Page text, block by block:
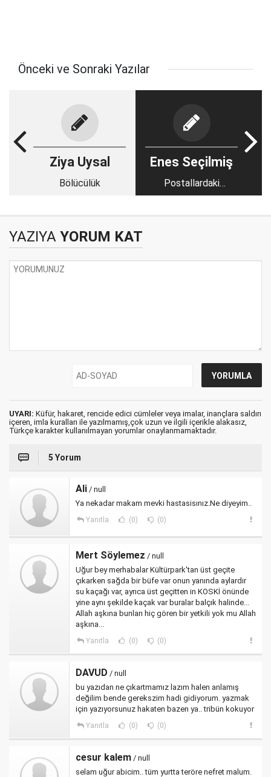
Önceki ve Sonraki Yazılar
Ziya Uysal
Bölücülük
Enes Seçilmiş
Postallardaki
Çiçekler
YAZIYA YORUM KAT
UYARI: Küfür, hakaret, rencide edici cümleler veya imalar, inançlara saldırı
içeren, imla kuralları ile yazılmamış,çok uzun ve ilgili içerikle alakasız,
Türkçe karakter kullanılmayan yorumlar onaylanmamaktadır.
5 Yorum
Ali / null
Ya nekadar makam mevki hastasisınız.Ne diyeyim..
Yanıtla (0) (0)
Mert Söylemez / null
Uğur bey merhabalar Kültürpark'tan üst geçite
çıkarken sağda bir büfe var onun yanında aylardır
su kaçağı var, ayrıca üst geçitten in KOSKİ önünde
yine aynı şekilde kaçak var buralar balçık halinde...
Allah aşkına bunları hiç gören bir yetkili yok mu Allah
aşkına...
Yanıtla (0) (0)
DAVUD / null
bu yazıdan ne çıkartmamız lazım halen anlamış
değilim bende gerekszim hadi gidiyorum. yazmak
için yazıyorsunuz hakaten bazen ya.. tribün kokuyor
Yanıtla (0) (0)
cesur kalem / null
selam uğur abicim.. tüm yurtta teröre nefret malum.